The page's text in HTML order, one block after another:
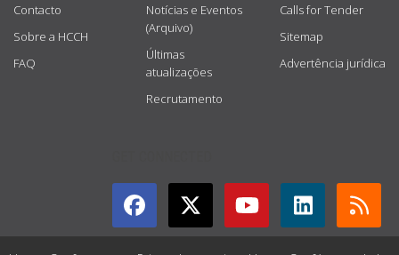
Contacto
Sobre a HCCH
FAQ
Notícias e Eventos
(Arquivo)
Últimas
atualizações
Recrutamento
Calls for Tender
Sitemap
Advertência jurídica